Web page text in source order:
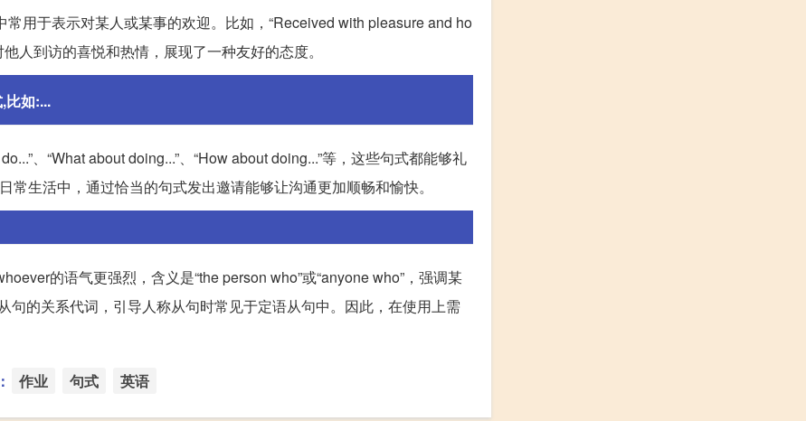
用于表示对某人或某事的欢迎。比如，“Received with pleasure and ho
人到访的喜悦和热情，展现了一种友好的态度。
比如:...
、“What about doing...”、“How about doing...”等，这些句式都能够礼
生活中，通过恰当的句式发出邀请能够让沟通更加顺畅和愉快。
的语气更强烈，含义是“the person who”或“anyone who”，强调某
的关系代词，引导人称从句时常见于定语从句中。因此，在使用上需
作业 句式 英语